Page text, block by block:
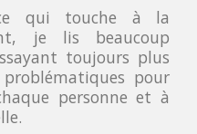
qui touche à la
je lis beaucoup
toujours plus
problématiques pour
personne et à